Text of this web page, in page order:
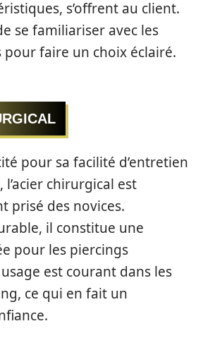
s’offrent au client.
se familiariser avec les
faire un choix éclairé.
pour sa facilité d’entretien
l’acier chirurgical est
prisé des novices.
il constitue une
pour les piercings
est courant dans les
ce qui en fait un